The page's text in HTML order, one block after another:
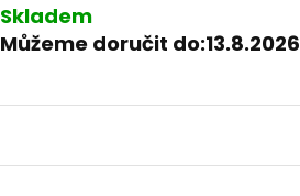
Skladem
Můžeme doručit do:13.8.2026